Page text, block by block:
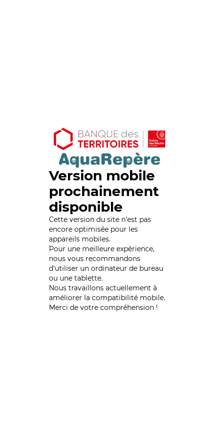
Version mobile
prochainement
disponible
Cette version du site n’est pas
encore optimisée pour les
appareils mobiles.
Pour une meilleure expérience,
nous vous recommandons
d'utiliser un ordinateur de bureau
ou une tablette.
Nous travaillons actuellement à
améliorer la compatibilité mobile.
Merci de votre compréhension !